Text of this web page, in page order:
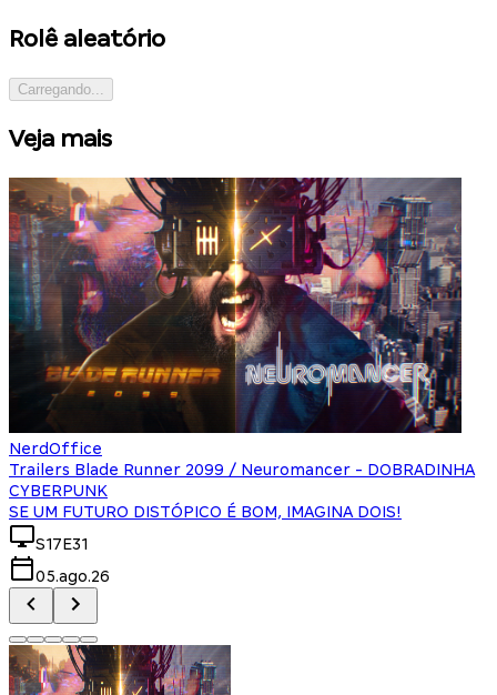
Rolê aleatório
Carregando...
Veja mais
NerdOffice
Trailers Blade Runner 2099 / Neuromancer - DOBRADINHA
CYBERPUNK
SE UM FUTURO DISTÓPICO É BOM, IMAGINA DOIS!
S17E31
05.ago.26